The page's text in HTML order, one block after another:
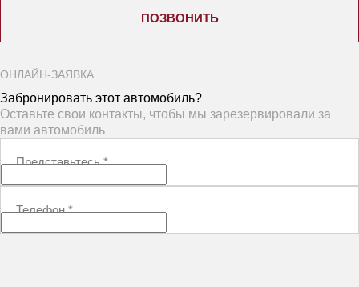
ПОЗВОНИТЬ
ОНЛАЙН-ЗАЯВКА
Забронировать этот автомобиль?
Оставьте свои контакты, чтобы мы зарезервировали за
вами автомобиль
Представьтесь*
Телефон*